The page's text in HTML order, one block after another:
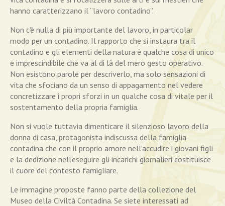
hanno caratterizzano il “lavoro contadino”.
Non c’è nulla di più importante del lavoro, in particolar
modo per un contadino. Il rapporto che si instaura tra il
contadino e gli elementi della natura è qualche cosa di unico
e imprescindibile che va al di là del mero gesto operativo.
Non esistono parole per descriverlo, ma solo sensazioni di
vita che sfociano da un senso di appagamento nel vedere
concretizzare i propri sforzi in un qualche cosa di vitale per il
sostentamento della propria famiglia.
Non si vuole tuttavia dimenticare il silenzioso lavoro della
donna di casa, protagonista indiscussa della famiglia
contadina che con il proprio amore nell’accudire i giovani figli
e la dedizione nell’eseguire gli incarichi giornalieri costituisce
il cuore del contesto famigliare.
Le immagine proposte fanno parte della collezione del
Museo della Civiltà Contadina. Se siete interessati ad